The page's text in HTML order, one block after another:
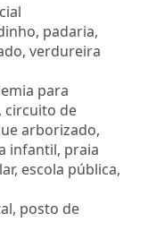
padaria,
verdureira
para
circuito de
arborizado,
infantil, praia
escola pública,
posto de